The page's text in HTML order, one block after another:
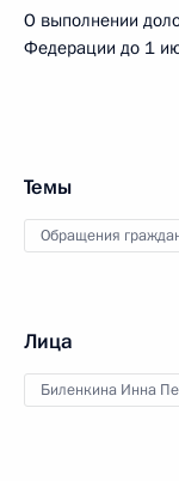
О выполнении
Федерации до 1
Темы
Обращения
Лица
Биленкина Инна